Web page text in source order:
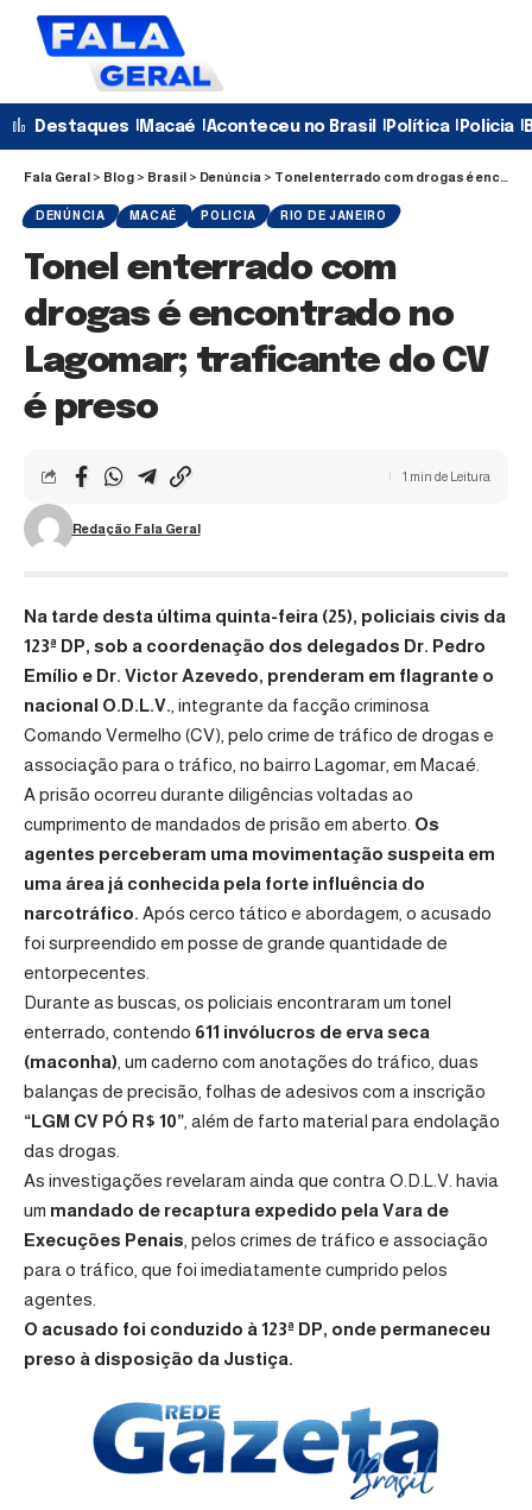
Destaques Macaé Aconteceu no Brasil Política Policia
Fala Geral > Blog > Brasil > Denúncia > Tonel enterrado com drogas é encontrado no Lagomar; traficante do CV é preso
DENÚNCIA MACAÉ POLICIA RIO DE JANEIRO
Tonel enterrado com
drogas é encontrado no
Lagomar; traficante do CV
é preso
Redação Fala Geral
1 min de Leitura
Na tarde desta última quinta-feira (25), policiais civis da
123ª DP, sob a coordenação dos delegados Dr. Pedro
Emílio e Dr. Victor Azevedo, prenderam em flagrante o
nacional O.D.L.V. , integrante da facção criminosa
Comando Vermelho (CV), pelo crime de tráfico de drogas e
associação para o tráfico, no bairro Lagomar, em Macaé.
A prisão ocorreu durante diligências voltadas ao
cumprimento de mandados de prisão em aberto. Os
agentes perceberam uma movimentação suspeita em
uma área já conhecida pela forte influência do
narcotráfico. Após cerco tático e abordagem, o acusado
foi surpreendido em posse de grande quantidade de
entorpecentes.
Durante as buscas, os policiais encontraram um tonel
enterrado, contendo 611 invólucros de erva seca
(maconha) , um caderno com anotações do tráfico, duas
balanças de precisão, folhas de adesivos com a inscrição
“LGM CV PÓ R$ 10” , além de farto material para endolação
das drogas.
As investigações revelaram ainda que contra O.D.L.V. havia
um mandado de recaptura expedido pela Vara de
Execuções Penais , pelos crimes de tráfico e associação
para o tráfico, que foi imediatamente cumprido pelos
agentes.
O acusado foi conduzido à 123ª DP, onde permaneceu
preso à disposição da Justiça.